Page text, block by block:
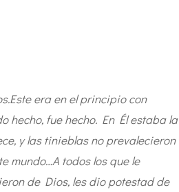
era en el principio con
hecho, fue hecho. En Él estaba la
y las tinieblas no prevalecieron
mundo…A todos los que le
de Dios, les dio potestad de